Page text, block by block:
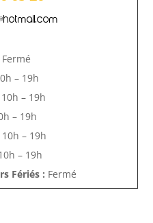
Fermé
– 19h
10h – 19h
– 19h
10h – 19h
– 19h
Fériés : Fermé